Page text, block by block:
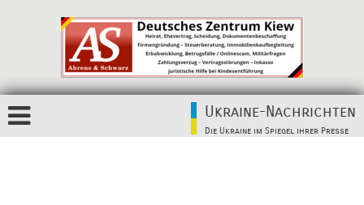
Ukraine-Nachrichten
Die Ukraine im Spiegel ihrer Presse